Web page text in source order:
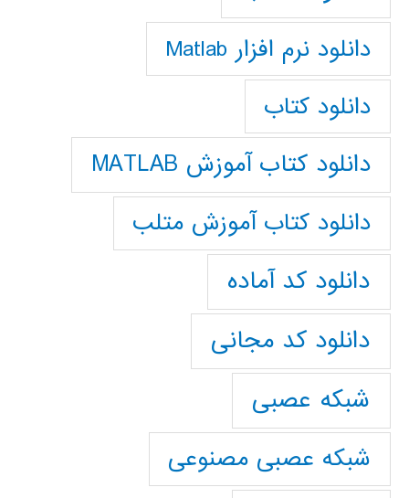
دانلود نرم افزار Matlab
دانلود کتاب
دانلود کتاب آموزش MATLAB
دانلود کتاب آموزش متلب
دانلود کد آماده
دانلود کد مجانی
شبکه عصبی
شبکه عصبی مصنوعی